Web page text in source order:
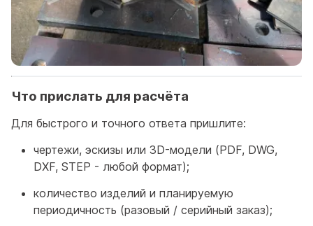
Что прислать для расчёта
Для быстрого и точного ответа пришлите:
чертежи, эскизы или 3D-модели (PDF, DWG,
DXF, STEP - любой формат);
количество изделий и планируемую
периодичность (разовый / серийный заказ);